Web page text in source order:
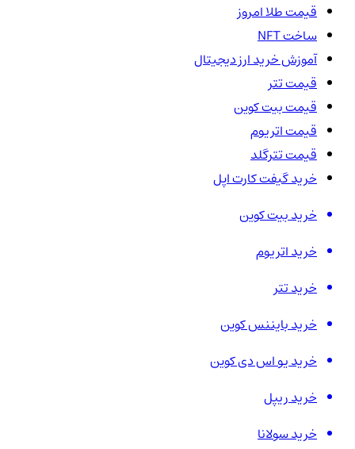
قیمت طلا امروز
ساخت NFT
آموزش خرید ارز دیجیتال
قیمت تتر
قیمت بیت کوین
قیمت اتریوم
قیمت تترگلد
خرید گیفت کارت اپل
خرید بیت کوین
خرید اتریوم
خرید تتر
خرید بایننس کوین
خرید یو اس دی کوین
خرید ریپل
خرید سولانا